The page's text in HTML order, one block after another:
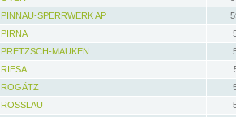
PINNAU-SPERRWERK AP
PIRNA
PRETZSCH-MAUKEN
RIESA
ROGÄTZ
ROSSLAU